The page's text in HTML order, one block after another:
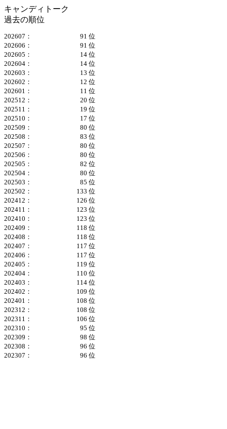
キャンディトーク
過去の順位
202607：
91 位
202606：
91 位
202605：
14 位
202604：
14 位
202603：
13 位
202602：
12 位
202601：
11 位
202512：
20 位
202511：
19 位
202510：
17 位
202509：
80 位
202508：
83 位
202507：
80 位
202506：
80 位
202505：
82 位
202504：
80 位
202503：
85 位
202502：
133 位
202412：
126 位
202411：
123 位
202410：
123 位
202409：
118 位
202408：
118 位
202407：
117 位
202406：
117 位
202405：
119 位
202404：
110 位
202403：
114 位
202402：
109 位
202401：
108 位
202312：
108 位
202311：
106 位
202310：
95 位
202309：
98 位
202308：
96 位
202307：
96 位